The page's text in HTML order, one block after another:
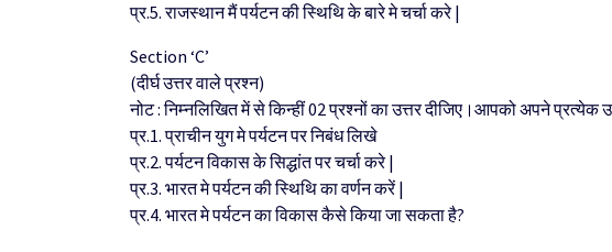
प्र.5. राजस्थान मैं पर्यटन की स्थिथि के बारे मे चर्चा करे |
Section ‘C’
(दीर्घ उत्तर वाले प्रश्न)
नोट : निम्नलिखित में से किन्हीं 02 प्रश्नों का उत्तर दीजिए।आपको अपने
प्र.1. प्राचीन युग मे पर्यटन पर निबंध लिखे
प्र.2. पर्यटन विकास के सिद्धांत पर चर्चा करे |
प्र.3. भारत मे पर्यटन की स्थिथि का वर्णन करें |
प्र.4. भारत मे पर्यटन का विकास कैसे किया जा सकता है?